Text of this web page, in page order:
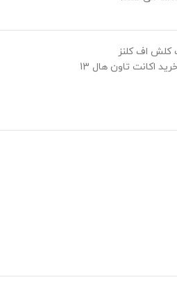
کلش اف کلنز
اکانت تاون هال 13